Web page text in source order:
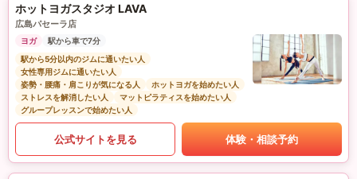
ホットヨガスタジオ LAVA
広島パセーラ店
ヨガ
駅から車で7分
駅から5分以内のジムに通いたい人
女性専用ジムに通いたい人
姿勢・腰痛・肩こりが気になる人
ホットヨガを始めたい人
ストレスを解消したい人
マットピラティスを始めたい人
グループレッスンで始めたい人
公式サイトを見る 体験・相談予約